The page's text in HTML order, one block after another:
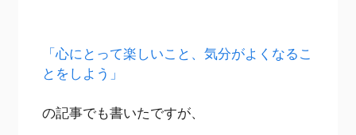
「心にとって楽しいこと、気分がよくなるこ
とをしよう」
の記事でも書いたですが、